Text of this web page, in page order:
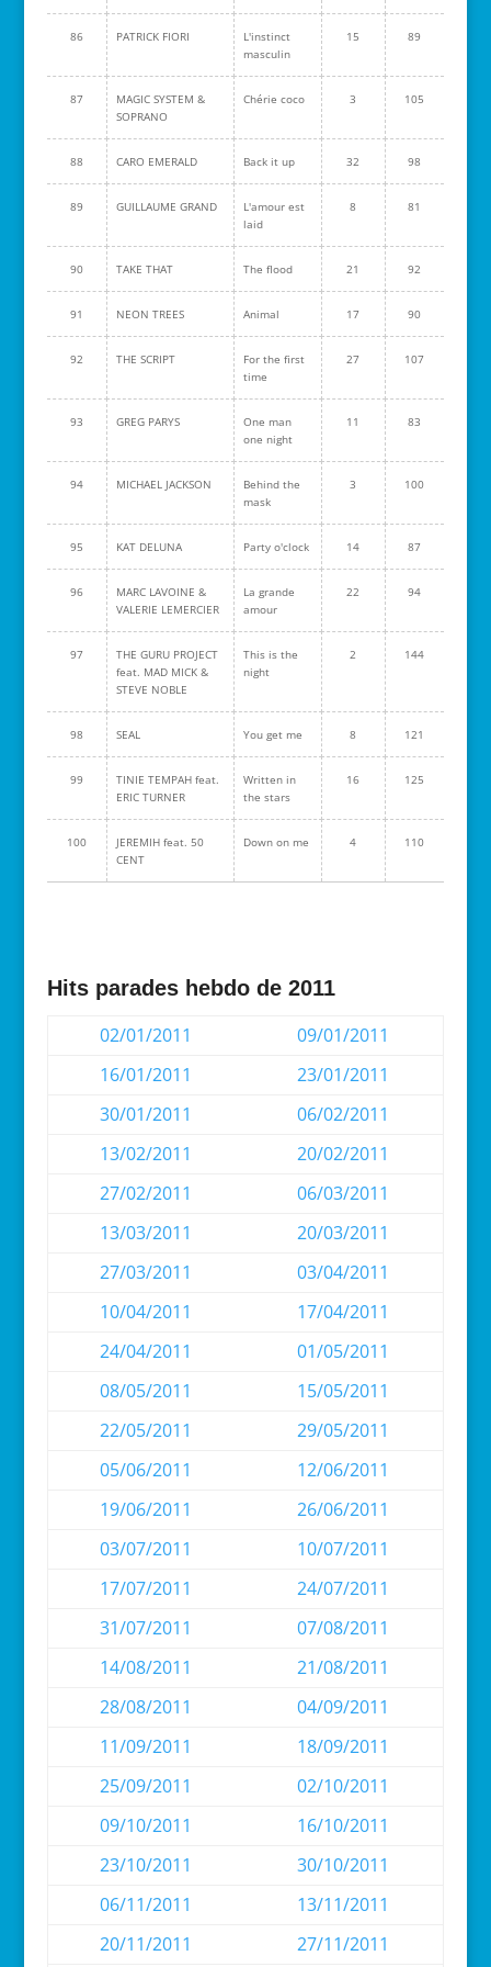
86 PATRICK FIORI
L'instinct
masculin
15 89
87
MAGIC SYSTEM &
SOPRANO
Chérie coco 3 105
88 CARO EMERALD Back it up 32 98
89 GUILLAUME GRAND
L'amour est
laid
8 81
90 TAKE THAT The flood 21 92
91 NEON TREES Animal 17 90
92 THE SCRIPT
For the first
time
27 107
93 GREG PARYS
One man
one night
11 83
94 MICHAEL JACKSON
Behind the
mask
3 100
95 KAT DELUNA Party o'clock 14 87
96
MARC LAVOINE &
VALERIE LEMERCIER
La grande
amour
22 94
97
THE GURU PROJECT
feat. MAD MICK &
STEVE NOBLE
This is the
night
2 144
98 SEAL You get me 8 121
99
TINIE TEMPAH feat.
ERIC TURNER
Written in
the stars
16 125
100
JEREMIH feat. 50
CENT
Down on me 4 110
Hits parades hebdo de 2011
02/01/2011
09/01/2011
16/01/2011
23/01/2011
30/01/2011
06/02/2011
13/02/2011
20/02/2011
27/02/2011
06/03/2011
13/03/2011
20/03/2011
27/03/2011
03/04/2011
10/04/2011
17/04/2011
24/04/2011
01/05/2011
08/05/2011
15/05/2011
22/05/2011
29/05/2011
05/06/2011
12/06/2011
19/06/2011
26/06/2011
03/07/2011
10/07/2011
17/07/2011
24/07/2011
31/07/2011
07/08/2011
14/08/2011
21/08/2011
28/08/2011
04/09/2011
11/09/2011
18/09/2011
25/09/2011
02/10/2011
09/10/2011
16/10/2011
23/10/2011
30/10/2011
06/11/2011
13/11/2011
20/11/2011
27/11/2011